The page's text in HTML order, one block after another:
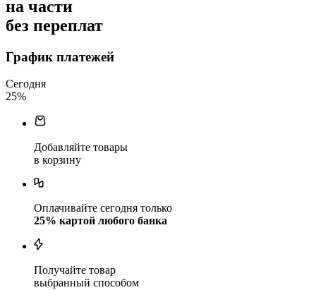
на части
без переплат
График платежей
Сегодня
25%
Добавляйте товары
в корзину
Оплачивайте сегодня только
25% картой любого банка
Получайте товар
выбранный способом